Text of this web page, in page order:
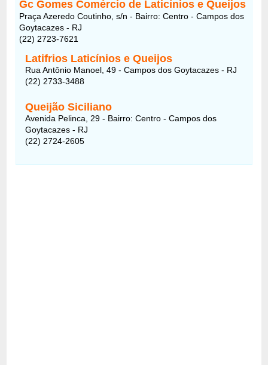
Gc Gomes Comércio de Laticínios e Queijos
Praça Azeredo Coutinho, s/n - Bairro: Centro - Campos dos
Goytacazes - RJ
(22) 2723-7621
Latifrios Laticínios e Queijos
Rua Antônio Manoel, 49 - Campos dos Goytacazes - RJ
(22) 2733-3488
Queijão Siciliano
Avenida Pelinca, 29 - Bairro: Centro - Campos dos
Goytacazes - RJ
(22) 2724-2605